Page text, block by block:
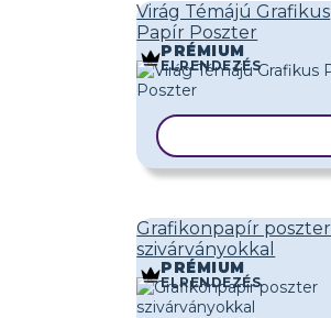
Virág Témájú Grafikus
Papír Poszter
PRÉMIUM
ELRENDEZÉS
Grafikonpapír poszter
szivárványokkal
PRÉMIUM
ELRENDEZÉS